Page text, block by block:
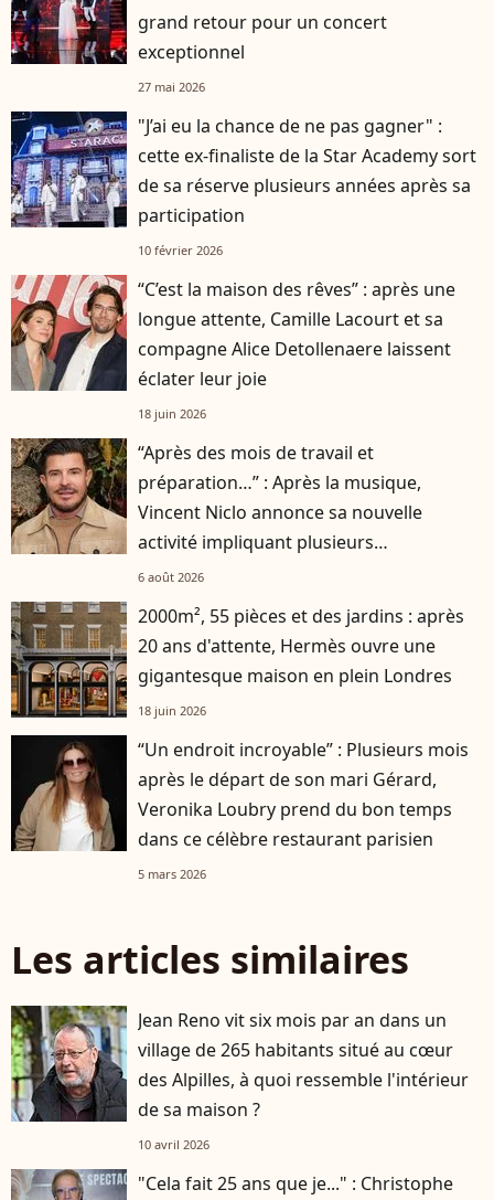
grand retour pour un concert
exceptionnel
27 mai 2026
"J’ai eu la chance de ne pas gagner" :
cette ex-finaliste de la Star Academy sort
de sa réserve plusieurs années après sa
participation
10 février 2026
“C’est la maison des rêves” : après une
longue attente, Camille Lacourt et sa
compagne Alice Detollenaere laissent
éclater leur joie
18 juin 2026
“Après des mois de travail et
préparation…” : Après la musique,
Vincent Niclo annonce sa nouvelle
activité impliquant plusieurs
personnalités
6 août 2026
2000m², 55 pièces et des jardins : après
20 ans d'attente, Hermès ouvre une
gigantesque maison en plein Londres
18 juin 2026
“Un endroit incroyable” : Plusieurs mois
après le départ de son mari Gérard,
Veronika Loubry prend du bon temps
dans ce célèbre restaurant parisien
5 mars 2026
Les articles similaires
Jean Reno vit six mois par an dans un
village de 265 habitants situé au cœur
des Alpilles, à quoi ressemble l'intérieur
de sa maison ?
10 avril 2026
"Cela fait 25 ans que je..." : Christophe